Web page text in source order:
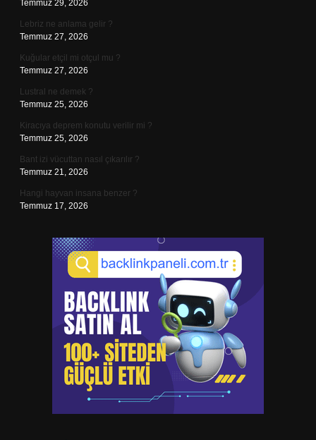
Temmuz 29, 2026
Lebriz ne anlama gelir ?
Temmuz 27, 2026
Kuğular etçil mi otçul mu ?
Temmuz 27, 2026
Lustral ne demek ?
Temmuz 25, 2026
Kiracıya deprem konutu verilir mi ?
Temmuz 25, 2026
Bant izi vücuttan nasıl çıkarılır ?
Temmuz 21, 2026
Hangi hayvan insana benzer ?
Temmuz 17, 2026